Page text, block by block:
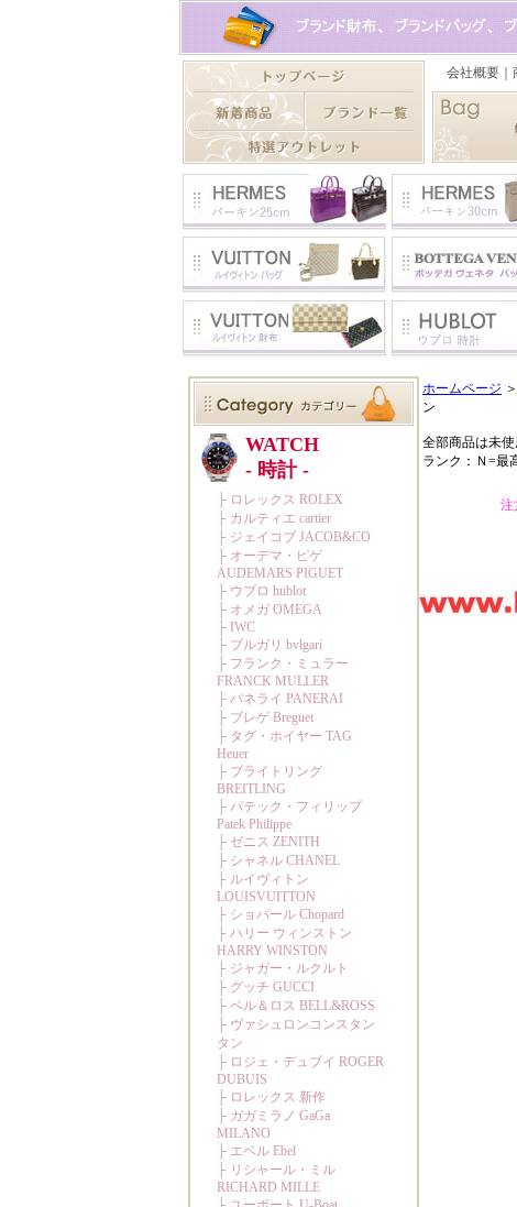
ホームページ ＞
ン
全部商品は未使
ランク：Ｎ=最
注